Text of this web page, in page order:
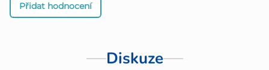
Přidat hodnocení
Diskuze